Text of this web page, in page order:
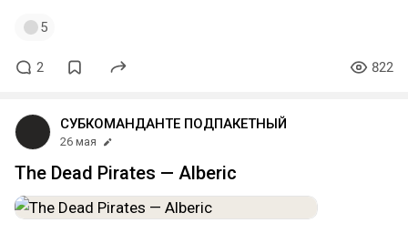
5
2 822
СУБКОМАНДАНТЕ ПОДПАКЕТНЫЙ
26 мая
The Dead Pirates — Alberic